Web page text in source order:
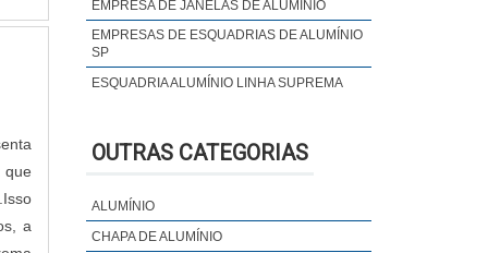
que
a
EMPRESA DE JANELAS DE ALUMÍNIO
EMPRESAS DE ESQUADRIAS DE ALUMÍNIO
SP
ESQUADRIA ALUMÍNIO LINHA SUPREMA
ESQUADRIAS DE ALUMÍNIO COM
CONTRAMARCO
PADRÃO
ESQUADRIAS DE ALUMÍNIO EM
OUTRAS CATEGORIAS
ALUMÍNIO
CHAPA DE ALUMÍNIO